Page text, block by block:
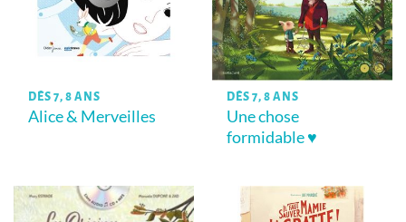
DÈS 7, 8 ANS
Alice & Merveilles
DÈS 7, 8 ANS
Une chose
formidable ♥